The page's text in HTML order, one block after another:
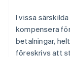
I vissa
kompensera
betalningar,
föreskrivs att